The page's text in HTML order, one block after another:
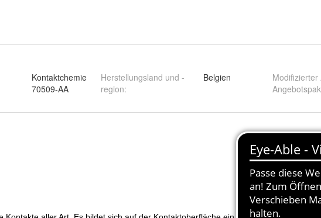
Kontaktchemie
70509-AA
Herstellungsland und -
region:
Belgien Modifizierter